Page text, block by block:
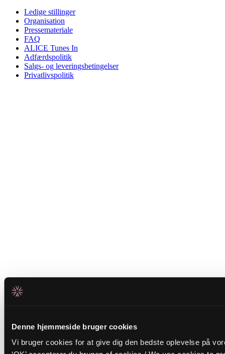
Denne hjemmeside bruger cookies
Vi bruger cookies for at give dig den bedste oplevelse på
Ledige stillinger
Organisation
Pressemateriale
FAQ
ALICE Tunes In
Adfærdspolitik
Salgs- og leveringsbetingelser
Privatlivspolitik